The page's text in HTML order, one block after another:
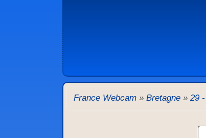
France Webcam » Bretagne » 29